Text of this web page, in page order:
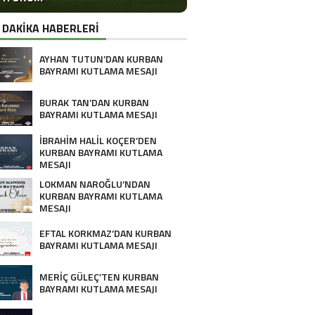
HABERLERİ
AYHAN TUTUN’DAN KURBAN
BAYRAMI KUTLAMA MESAJI
BURAK TAN’DAN KURBAN
BAYRAMI KUTLAMA MESAJI
İBRAHİM HALİL KOÇER’DEN
KURBAN BAYRAMI KUTLAMA
MESAJI
LOKMAN NAROĞLU’NDAN
KURBAN BAYRAMI KUTLAMA
MESAJI
EFTAL KORKMAZ’DAN KURBAN
BAYRAMI KUTLAMA MESAJI
MERİÇ GÜLEÇ’TEN KURBAN
BAYRAMI KUTLAMA MESAJI